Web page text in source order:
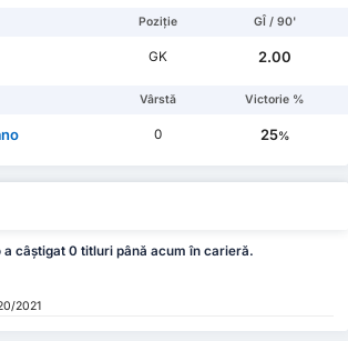
Poziție GÎ / 90'
GK 2.00
Vârstă Victorie %
0 25%
a câștigat 0 titluri până acum în carieră.
2021